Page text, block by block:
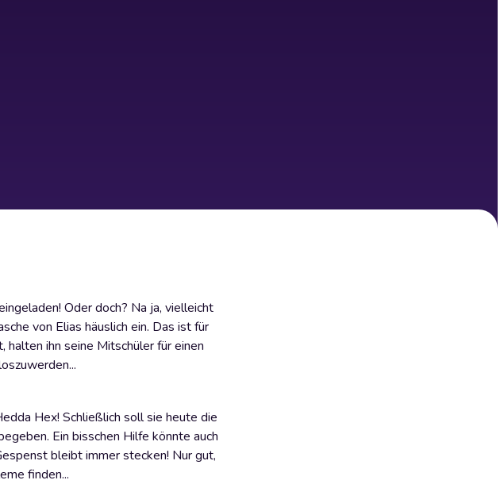
Oder doch? Na ja, vielleicht
von Elias häuslich ein. Das ist für
ihn seine Mitschüler für einen
Hex! Schließlich soll sie heute die
Ein bisschen Hilfe könnte auch
bleibt immer stecken! Nur gut,
finden...